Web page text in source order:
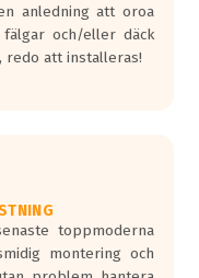
anledning att oroa
och/eller däck
redo att installeras!
toppmoderna
montering och